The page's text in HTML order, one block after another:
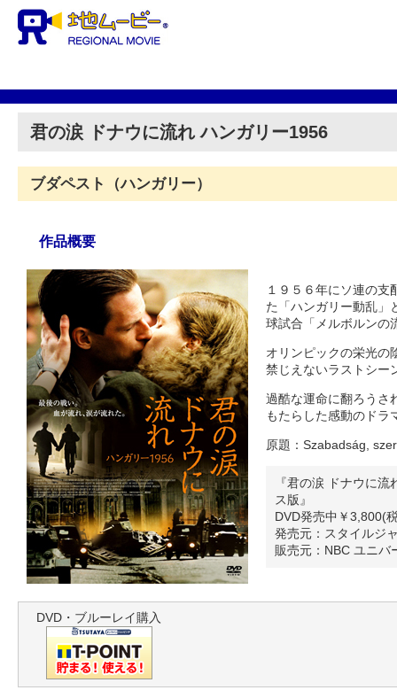
君の涙 ドナウに流れ ハンガリー1956
ブダペスト（ハンガリー）
作品概要
１９５６年にソ連の支
た「ハンガリー動乱」
球試合「メルボルンの
オリンピックの栄光
禁じえないラストシー
過酷な運命に翻ろうさ
もたらした感動のドラ
原題：Szabadság,
『君の涙 ドナウに
ス版』
DVD発売中￥3,800(
発売元：スタイルジ
販売元：NBC ユニバ
DVD・ブルーレイ購入